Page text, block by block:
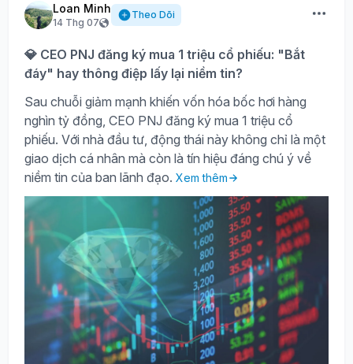
Loan Minh
14 Thg 07
Theo Dõi
💎 CEO PNJ đăng ký mua 1 triệu cổ phiếu: "Bắt
đáy" hay thông điệp lấy lại niềm tin?
Sau chuỗi giảm mạnh khiến vốn hóa bốc hơi hàng
nghìn tỷ đồng, CEO PNJ đăng ký mua 1 triệu cổ
phiếu. Với nhà đầu tư, động thái này không chỉ là một
giao dịch cá nhân mà còn là tín hiệu đáng chú ý về
niềm tin của ban lãnh đạo. Xem thêm